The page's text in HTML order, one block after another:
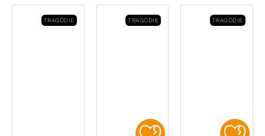
TRAGÖDIE TRAGÖDIE TRAGÖDIE